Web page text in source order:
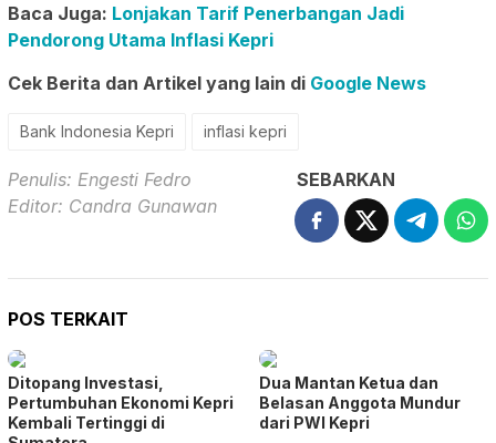
Baca Juga: Lonjakan Tarif Penerbangan Jadi
Pendorong Utama Inflasi Kepri
Cek Berita dan Artikel yang lain di Google News
Bank Indonesia Kepri inflasi kepri
Penulis: Engesti Fedro
Editor: Candra Gunawan
SEBARKAN
POS TERKAIT
Ditopang Investasi,
Pertumbuhan Ekonomi Kepri
Kembali Tertinggi di
Dua Mantan Ketua dan
Belasan Anggota Mundur
dari PWI Kepri